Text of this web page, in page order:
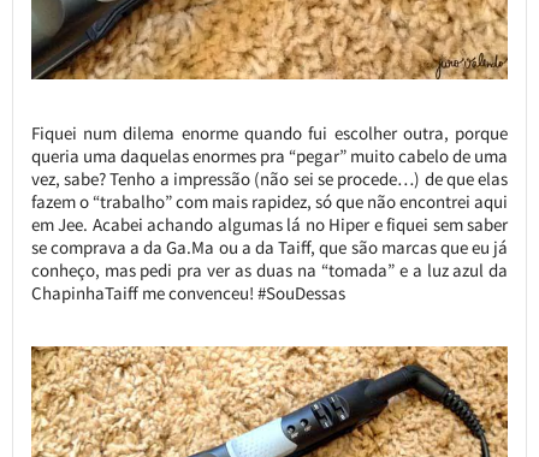
Fiquei num dilema enorme quando fui escolher outra, porque
queria uma daquelas enormes pra “pegar” muito cabelo de uma
vez, sabe? Tenho a impressão (não sei se procede…) de que elas
fazem o “trabalho” com mais rapidez, só que não encontrei aqui
em Jee. Acabei achando algumas lá no Hiper e fiquei sem saber
se comprava a da Ga.Ma ou a da Taiff, que são marcas que eu já
conheço, mas pedi pra ver as duas na “tomada” e a luz azul da
ChapinhaTaiff me convenceu! #SouDessas